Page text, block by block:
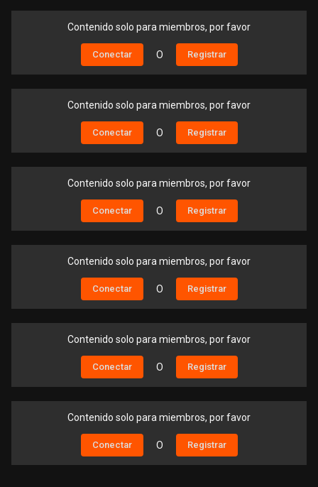
Contenido solo para miembros, por favor
Conectar O Registrar
Contenido solo para miembros, por favor
Conectar O Registrar
Contenido solo para miembros, por favor
Conectar O Registrar
Contenido solo para miembros, por favor
Conectar O Registrar
Contenido solo para miembros, por favor
Conectar O Registrar
Contenido solo para miembros, por favor
Conectar O Registrar